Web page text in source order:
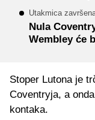
Utakmica
Nula
Wembley će
Stoper Lutona je
Coventryja, a
kontaka.